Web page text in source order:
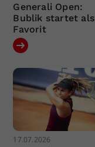
Generali Open:
Bublik startet als
Favorit
17.07.2026